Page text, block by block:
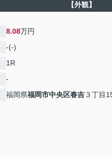
【外観】
8.08万円
-(-)
1R
-
福岡県福岡市中央区春吉３丁目